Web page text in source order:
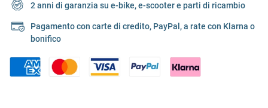
2 anni di garanzia su e-bike, e-scooter e parti di ricambio
Pagamento con carte di credito, PayPal, a rate con Klarna o
bonifico